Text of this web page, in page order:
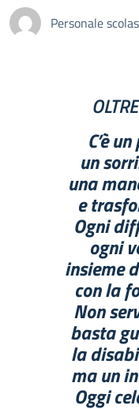
Personale
C’è
un
una
e
Ogni
ogni
insieme
con la
Non
basta
la
ma un
Oggi